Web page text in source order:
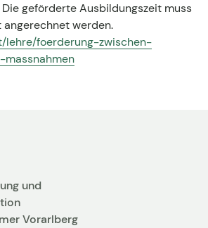
geförderte Ausbildungszeit muss
werden.
lehre/foerderung-zwischen-
und
Vorarlberg